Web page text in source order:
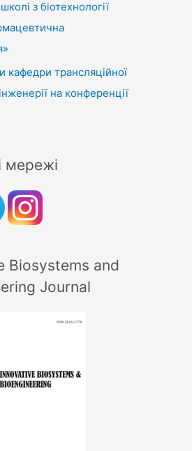
з біотехнології
кафедри трансляційної
на конференції
мережі
Biosystems and
Journal